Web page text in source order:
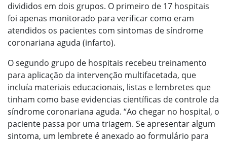
divididos em dois grupos. O primeiro de 17 hospitais
foi apenas monitorado para verificar como eram
atendidos os pacientes com sintomas de síndrome
coronariana aguda (infarto).
O segundo grupo de hospitais recebeu treinamento
para aplicação da intervenção multifacetada, que
incluía materiais educacionais, listas e lembretes que
tinham como base evidencias científicas de controle da
síndrome coronariana aguda. “Ao chegar no hospital, o
paciente passa por uma triagem. Se apresentar algum
sintoma, um lembrete é anexado ao formulário para